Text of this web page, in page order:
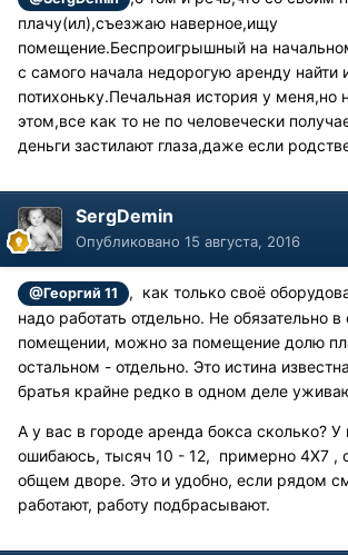
плачу(ил),съезжаю наверное,ищу
помещение.Беспроигрышный на
с самого начала недорогую аренду найти
потихоньку.Печальная история у меня,но
этом,все как то не по человечески
деньги застилают глаза,даже если
SergDemin
Опубликовано 15 августа, 2016
@Георгий 11
, как только своё
надо работать отдельно. Не обязательно в
помещении, можно за помещение долю
остальном - отдельно. Это истина
братья крайне редко в одном деле
А у вас в городе аренда бокса сколько? У
ошибаюсь, тысяч 10 - 12, примерно 4Х7 ,
общем дворе. Это и удобно, если рядом
работают, работу подбрасывают.